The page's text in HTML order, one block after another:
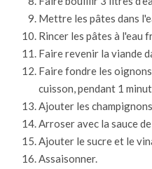
Mettre les pâtes dans
Rincer les pâtes à l'eau
Faire revenir la viande
Faire fondre les
cuisson, pendant 1
Ajouter les
Arroser avec la sauce
Ajouter le sucre et le
Assaisonner.